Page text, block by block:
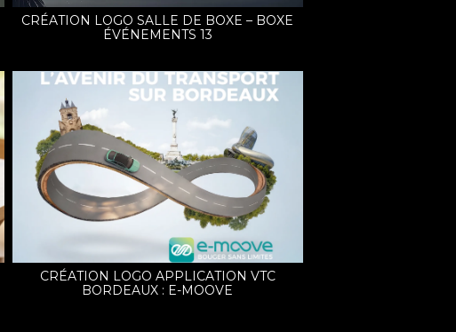
CRÉATION LOGO SALLE DE BOXE – BOXE
ÉVÉNEMENTS 13
CRÉATION LOGO APPLICATION VTC
BORDEAUX : E-MOOVE